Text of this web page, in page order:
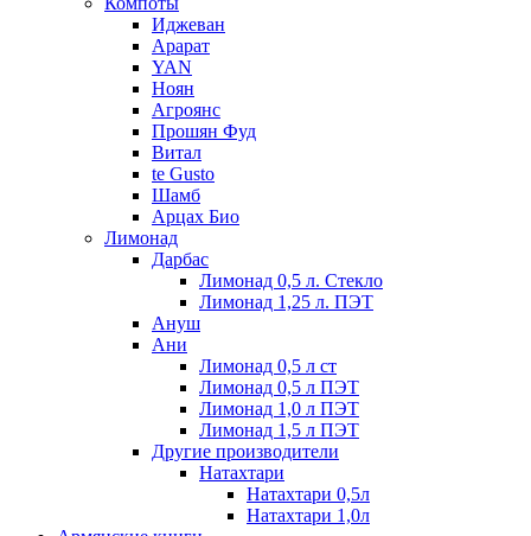
Иджеван
Арарат
YAN
Ноян
Агроянс
Прошян Фуд
Витал
te Gusto
Шамб
Арцах Био
Лимонад
Дарбас
Лимонад 0,5 л. Стекло
Лимонад 1,25 л. ПЭТ
Ануш
Ани
Лимонад 0,5 л ст
Лимонад 0,5 л ПЭТ
Лимонад 1,0 л ПЭТ
Лимонад 1,5 л ПЭТ
Другие производители
Натахтари
Натахтари 0,5л
Натахтари 1,0л